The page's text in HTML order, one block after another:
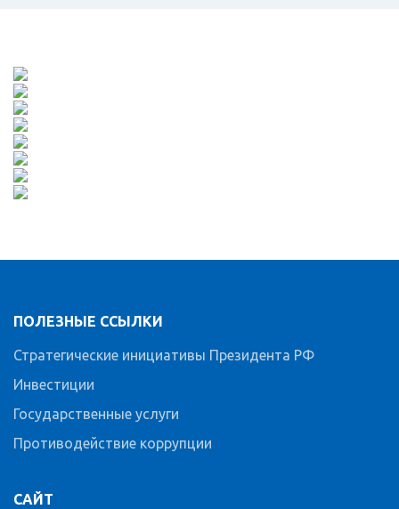
ПОЛЕЗНЫЕ ССЫЛКИ
Стратегические инициативы Президента РФ
Инвестиции
Государственные услуги
Противодействие коррупции
САЙТ